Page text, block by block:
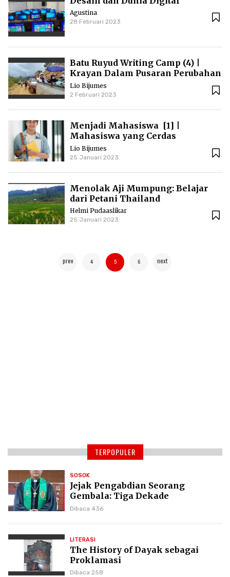
Agustina
28 Februari 2023
Batu Ruyud Writing Camp (4) |
Krayan Dalam Pusaran Perubahan
dan Tantangan
Lio Bijumes
2 Februari 2023
Menjadi Mahasiswa [1] |
Mahasiswa yang Cerdas
Keuangan
Lio Bijumes
25 Januari 2023
Menolak Aji Mumpung: Belajar
dari Petani Thailand
Helmi Pudaaslikar
25 Januari 2023
prev 4 5 6 next
TERPOPULER
SOSOK
Jejak Pengabdian Seorang
Gembala: Tiga Dekade
Kepemimpinan Pdt. Dr. Yulius
Dibaca 436
LITERASI
The History of Dayak sebagai
Proklamasi
Dibaca 258